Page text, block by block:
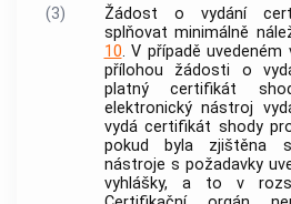
(3)
Žádost o vydání
splňovat minimálně
10. V případě
přílohou žádosti o
platný certifikát
elektronický nástroj
vydá certifikát shody
pokud byla zjištěna
nástroje s požadavky
vyhlášky, a to v